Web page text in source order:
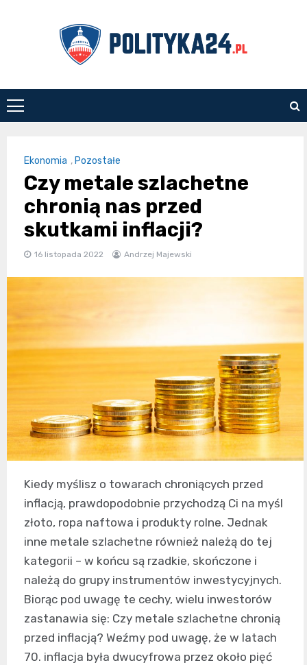
polityka24.pl
Ekonomia , Pozostałe
Czy metale szlachetne
chronią nas przed
skutkami inflacji?
16 listopada 2022 Andrzej Majewski
Kiedy myślisz o towarach chroniących przed
inflacją, prawdopodobnie przychodzą Ci na myśl
złoto, ropa naftowa i produkty rolne. Jednak
inne metale szlachetne również należą do tej
kategorii – w końcu są rzadkie, skończone i
należą do grupy instrumentów inwestycyjnych.
Biorąc pod uwagę te cechy, wielu inwestorów
zastanawia się: Czy metale szlachetne chronią
przed inflacją? Weźmy pod uwagę, że w latach
70. inflacja była dwucyfrowa przez około pięć